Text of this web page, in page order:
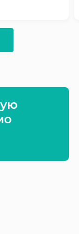
но